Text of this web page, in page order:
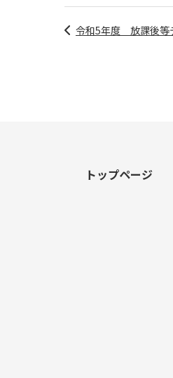
令和5年度 放課後等
トップページ